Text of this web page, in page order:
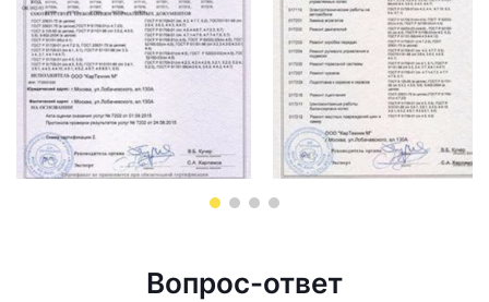
Вопрос-ответ